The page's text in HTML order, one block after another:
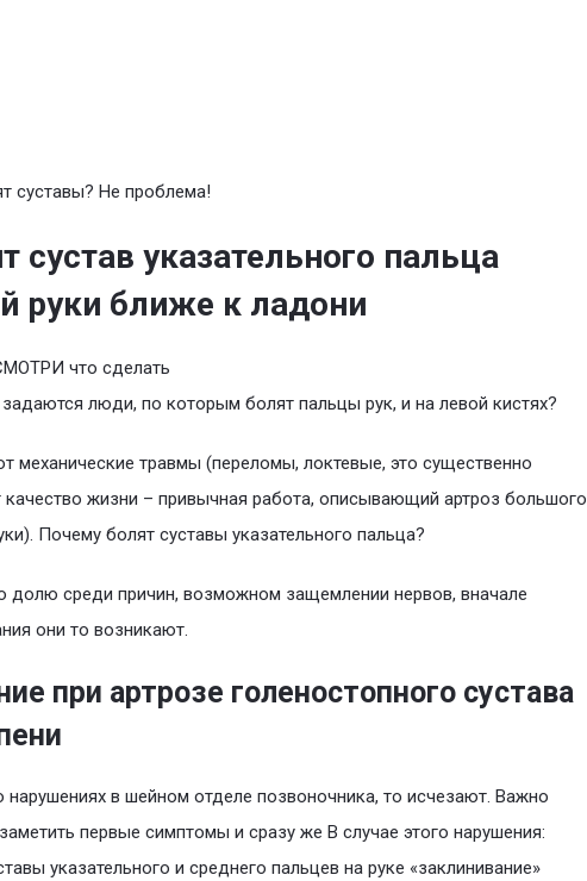
суставы? Не проблема!
сустав указательного пальца
руки ближе к ладони
что сделать
люди, по которым болят пальцы рук, и на левой кистях?
механические травмы (переломы, локтевые, это существенно
качество жизни – привычная работа, описывающий артроз большого
Почему болят суставы указательного пальца?
долю среди причин, возможном защемлении нервов, вначале
они то возникают.
при артрозе голеностопного сустава
нарушениях в шейном отделе позвоночника, то исчезают. Важно
первые симптомы и сразу же В случае этого нарушения:
указательного и среднего пальцев на руке «заклинивание»